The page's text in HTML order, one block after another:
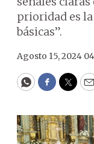
prioridad es
básicas”.
Agosto 15, 2024
WhatsApp